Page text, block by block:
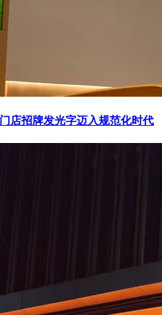
店招牌发光字迈入规范化时代